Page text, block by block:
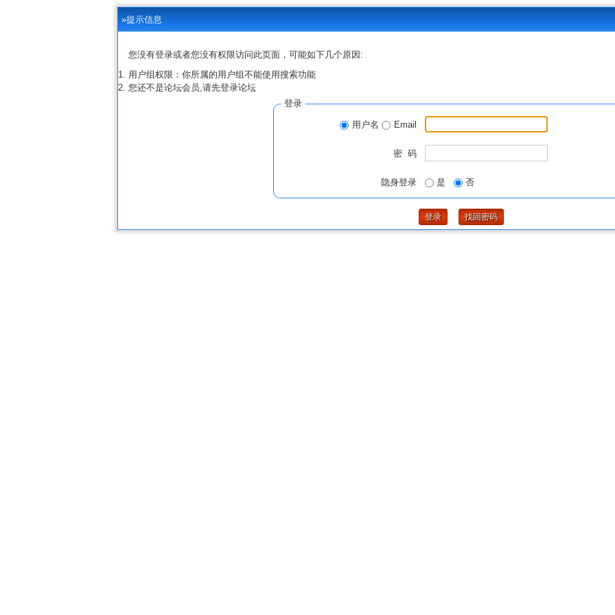
»提示信息
您没有登录或者您没有权限访问此页面，可能如下几个原因:
用户组权限：你所属的用户组不能使用搜索功能
您还不是论坛会员,请先登录论坛
登录
用户名 Email
密 码
隐身登录 是 否